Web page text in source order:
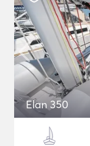
Elan 350